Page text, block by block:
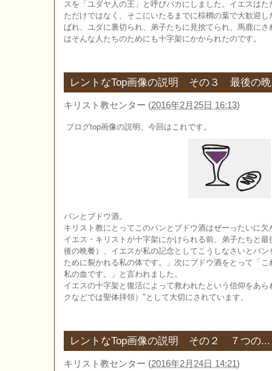
スを「ユダヤ人の王」と呼びバカにしました。イエスは
ただけではなく、そこにいたるまでに棕櫚の葉で大歓迎
ばれ、ユダに裏切られ、弟子たちに見捨てられ、馬鹿に
はそんな人たちのためにも十字架にかかられたのです。
レントなTop画像の説明 その３ 最後の
キリスト教センター (2016年2月25日 16:13)
ブログtop画像の説明、今回はこれです。
パンとブドウ酒。
キリスト教にとってこのパンとブドウ酒はぜーったいに
イエス・キリストが十字架にかけられる前、弟子たちと
後の晩餐）、イエスが私の記念としてこうしなさいとパ
ために裂かれる私の体です。」次にブドウ酒をとって「
私の血です。」と言われました。
イエスの十字架と復活によって救われたという信仰をあ
クなどでは聖体拝領）"として大切にされています。
レントなTop画像の説明 その２ ７つの...
キリスト教センター (2016年2月24日 14:21)